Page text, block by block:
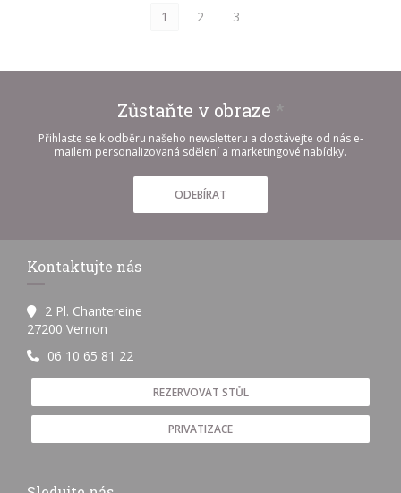
1 2 3
Zůstaňte v obraze
Přihlaste se k odběru našeho newsletteru a dostávejte od nás e-
mailem personalizovaná sdělení a marketingové nabídky.
ODEBÍRAT
Kontaktujte nás
2 Pl. Chantereine
27200 Vernon
06 10 65 81 22
REZERVOVAT STŮL
PRIVATIZACE